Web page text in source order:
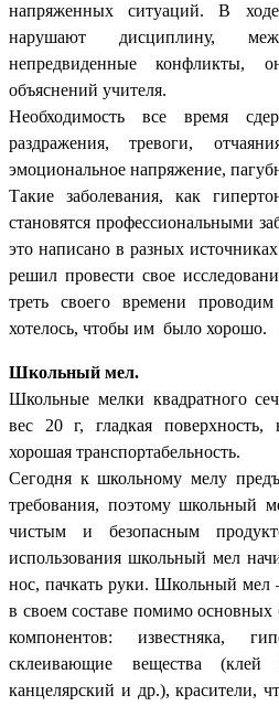
напряженных ситуаций. В
нарушают дисциплину,
непредвиденные конфликты,
объяснений учителя.
Необходимость все время
раздражения, тревоги,
эмоциональное напряжение,
Такие заболевания, как
становятся профессиональными
это написано в разных
решил провести свое
треть своего времени
хотелось, чтобы им было хорошо.
Школьный мел.
Школьные мелки квадратного
вес 20 г, гладкая поверхность,
хорошая транспортабельность.
Сегодня к школьному мелу
требования, поэтому школьный
чистым и безопасным
использования школьный мел
нос, пачкать руки. Школьный мел
в своем составе помимо основных
компонентов: известняка,
склеивающие вещества
канцелярский и др.), красители,